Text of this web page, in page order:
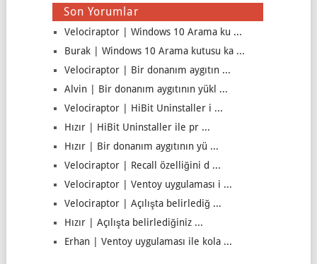
Son Yorumlar
Velociraptor | Windows 10 Arama ku ...
Burak | Windows 10 Arama kutusu ka ...
Velociraptor | Bir donanım aygıtın ...
Alvin | Bir donanım aygıtının yükl ...
Velociraptor | HiBit Uninstaller i ...
Hızır | HiBit Uninstaller ile pr ...
Hızır | Bir donanım aygıtının yü ...
Velociraptor | Recall özelliğini d ...
Velociraptor | Ventoy uygulaması i ...
Velociraptor | Açılışta belirlediğ ...
Hızır | Açılışta belirlediğiniz ...
Erhan | Ventoy uygulaması ile kola ...